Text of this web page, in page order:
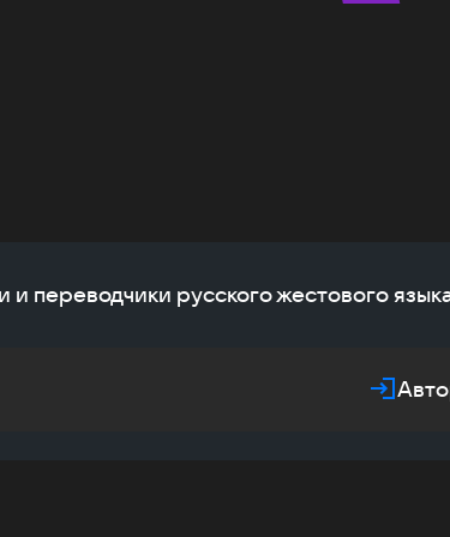
и переводчики русского жестового